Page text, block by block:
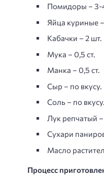
Помидоры – 3-
Яйца куриные –
Кабачки – 2 шт.
Мука – 0,5 ст.
Манка – 0,5 ст.
Сыр – по вкусу.
Соль – по вкусу.
Лук репчатый –
Сухари
Масло
Процесс